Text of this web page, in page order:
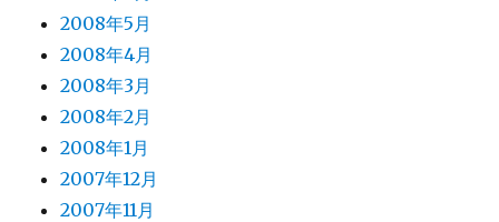
2008年5月
2008年4月
2008年3月
2008年2月
2008年1月
2007年12月
2007年11月